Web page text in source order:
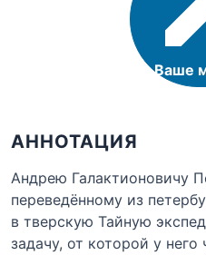
Ваше
АННОТАЦИЯ
Андрею Галактионовичу
переведённому из
в тверскую Тайную
задачу, от которой у